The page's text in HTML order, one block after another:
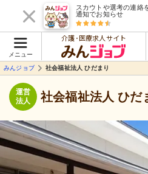
スカウトや選考の連絡
通知でお知らせ
メニュー
介護･医療求人サイト
みんジョブ
社会福祉法人 ひだまり
運営
法人
社会福祉法人 ひだ